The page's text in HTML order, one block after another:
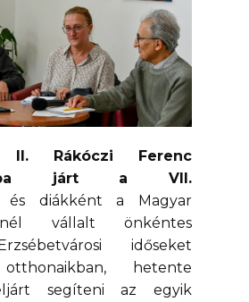
Rákóczi Ferenc
járt a VII.
és diákként a Magyar
vállalt önkéntes
időseket
hetente
segíteni az egyik